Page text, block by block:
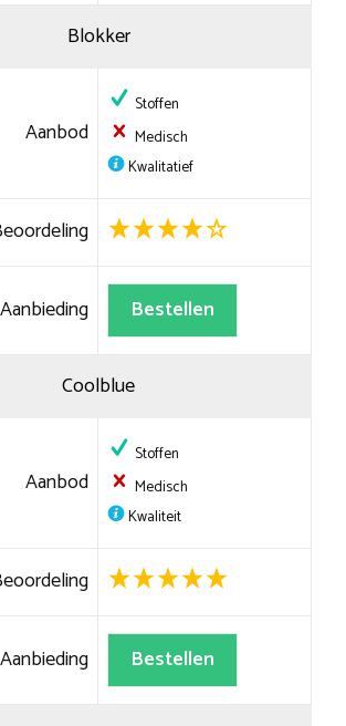
Blokker
Aanbod
Stoffen
Medisch
Kwalitatief
Aanbieding Bestellen
Coolblue
Aanbod
Stoffen
Medisch
Kwaliteit
Aanbieding Bestellen